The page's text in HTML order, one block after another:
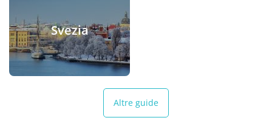
Svezia
Altre guide